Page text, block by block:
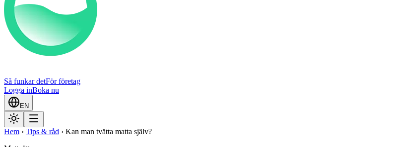
Så funkar detFör företag
Logga inBoka nu
EN
Hem › Tips & råd › Kan man tvätta matta själv?